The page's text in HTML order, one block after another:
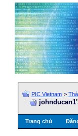
PIC Vietnam >
Trang chủ